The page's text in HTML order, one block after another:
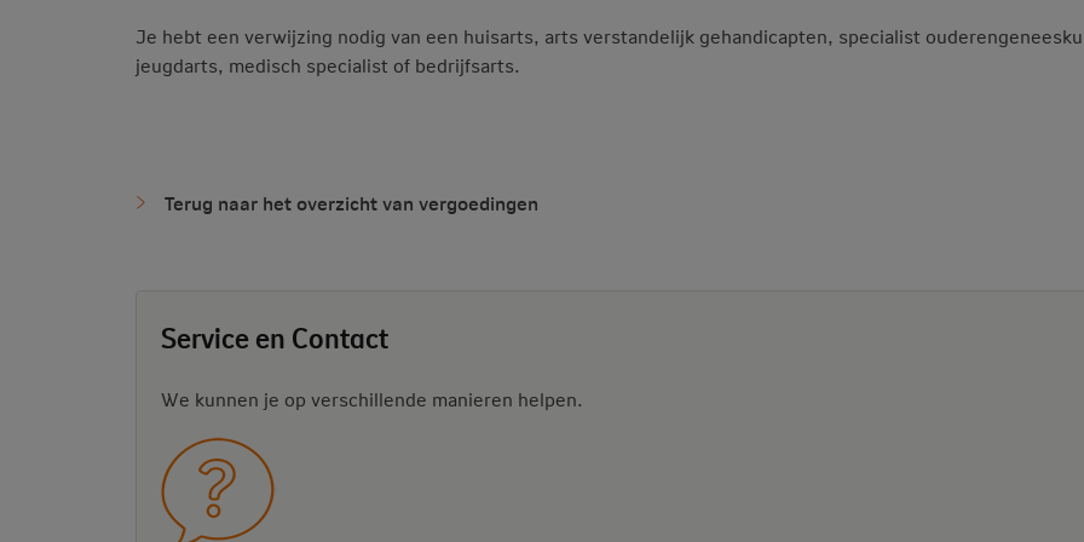
Je hebt een verwijzing nodig van een huisarts, arts verstandelijk gehandicapten, specialist
jeugdarts, medisch specialist of bedrijfsarts.
Terug naar het overzicht van vergoedingen
Service en Contact
We kunnen je op verschillende manieren helpen.